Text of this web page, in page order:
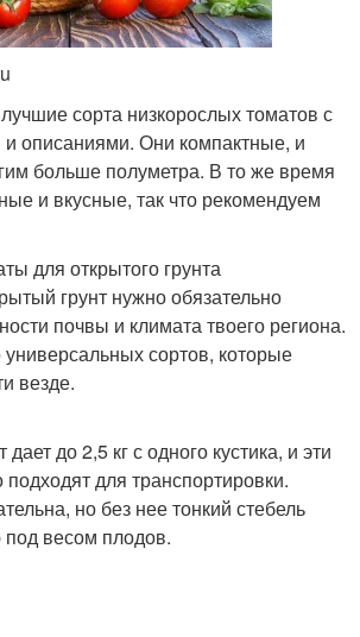
сорта низкорослых томатов с
описаниями. Они компактные, и
больше полуметра. В то же время
и вкусные, так что рекомендуем
для открытого грунта
грунт нужно обязательно
почвы и климата твоего региона.
универсальных сортов, которые
везде.
до 2,5 кг с одного кустика, и эти
для транспортировки.
но без нее тонкий стебель
весом плодов.